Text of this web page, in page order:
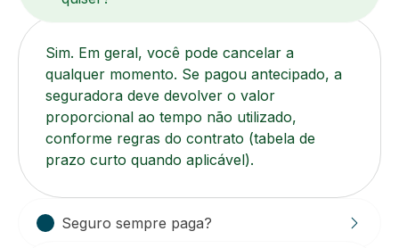
Sim. Em geral, você pode cancelar a
qualquer momento. Se pagou antecipado, a
seguradora deve devolver o valor
proporcional ao tempo não utilizado,
conforme regras do contrato (tabela de
prazo curto quando aplicável).
Seguro sempre paga?